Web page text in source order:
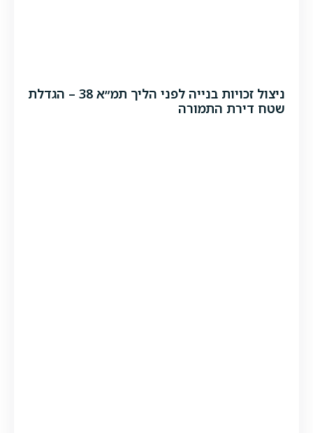
ניצול זכויות בנייה לפני הליך תמ״א 38 – הגדלת
שטח דירת התמורה